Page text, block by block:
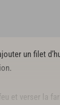
un filet
et verser la